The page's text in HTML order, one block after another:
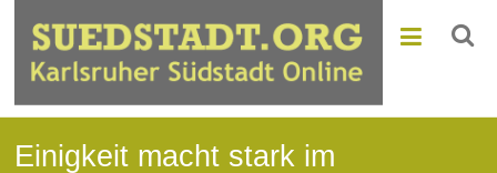
Einigkeit macht stark im